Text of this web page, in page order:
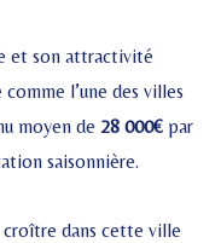
et son attractivité
l’une des villes
moyen de 28 000€ par
saisonnière.
croître dans cette ville